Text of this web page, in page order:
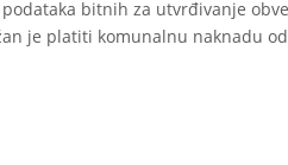
bitnih za utvrđivanje
je platiti komunalnu naknadu